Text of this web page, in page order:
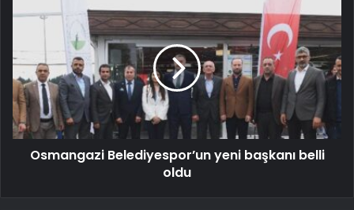
Osmangazi Belediyespor’un yeni başkanı belli
oldu